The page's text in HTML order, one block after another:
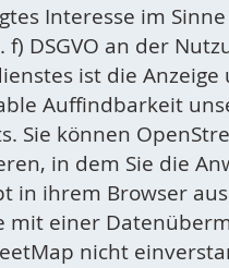
Interesse im
f) DSGVO an der
ist die Anzeige
Auffindbarkeit
Sie können
in dem Sie die
in ihrem Browser
mit einer
nicht